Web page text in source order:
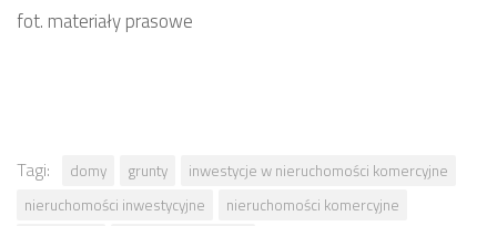
fot. materiały prasowe
Tagi: domy grunty
inwestycje w nieruchomości komercyjne
nieruchomości inwestycyjne
nieruchomości komercyjne